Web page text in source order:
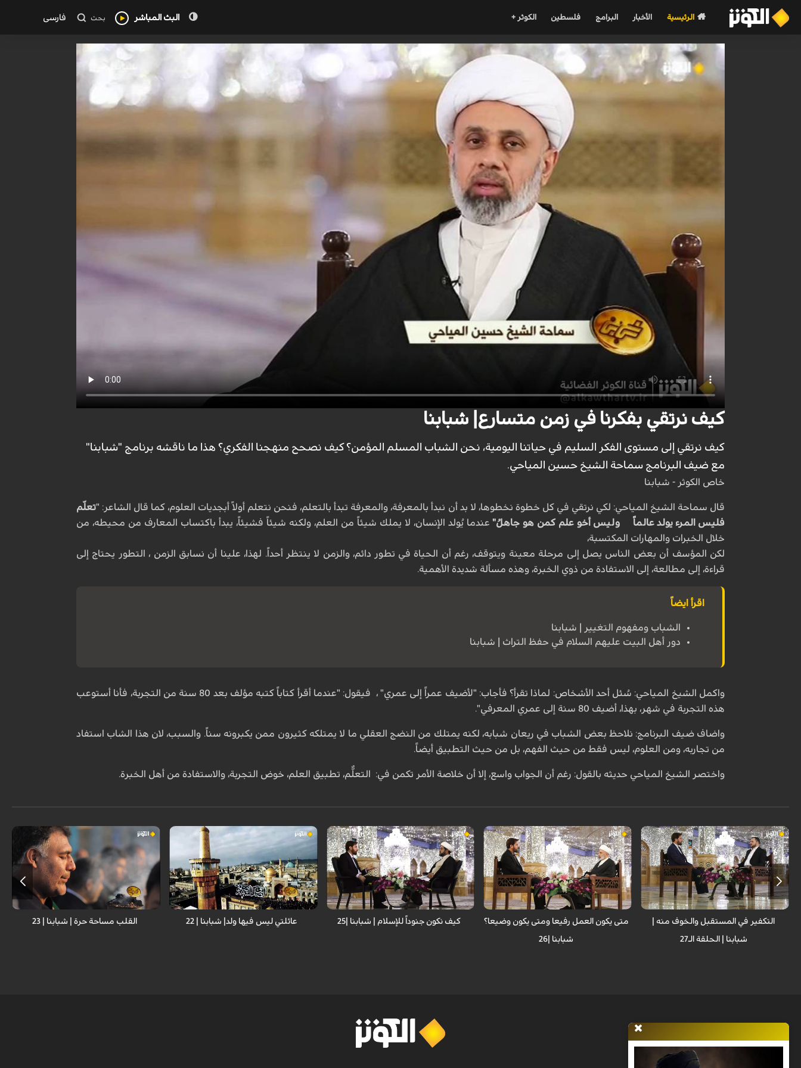
الرئيسية الأخبار البرامج فلسطين الكوثر + البث المباشر بحث فارسی
كيف نرتقي بفكرنا في زمن متسارع| شبابنا
كيف نرتقي إلى مستوى الفكر السليم في حياتنا اليومية، نحن الشباب المسلم المؤمن؟ كيف نصحح منهجنا الفكري؟ هذا ما ناقشه برنامج "شبابنا"
مع ضيف البرنامج سماحة الشيخ حسين المياحي.
خاص الكوثر - شبابنا
قال سماحة الشيخ المياحي: لكي نرتقي في كل خطوة نخطوها، لا بد أن نبدأ بالمعرفة، والمعرفة تبدأ بالتعلم، فنحن نتعلم أولاً أبجديات العلوم، كما قال الشاعر: "تعلّم
فليس المرء يولد عالماً وليس أخو علم كمن هو جاهلُ" عندما يُولد الإنسان، لا يملك شيئاً من العلم، ولكنه شيئاً فشيئاً، يبدأ باكتساب المعارف من محيطه، من
خلال الخبرات والمهارات المكتسبة،
لكن المؤسف أن بعض الناس يصل إلى مرحلة معينة ويتوقف، رغم أن الحياة في تطور دائم، والزمن لا ينتظر أحداً. لهذا، علينا أن نسابق الزمن ، التطور يحتاج إلى
قراءة، إلى مطالعة، إلى الاستفادة من ذوي الخبرة، وهذه مسألة شديدة الأهمية.
اقرأ ايضاً
الشباب ومفهوم التغيير | شبابنا
دور أهل البيت عليهم السلام في حفظ التراث | شبابنا
واكمل الشيخ المياحي: سُئل أحد الأشخاص: لماذا تقرأ؟ فأجاب: "لأضيف عمراً إلى عمري" ، فيقول: "عندما أقرأ كتاباً كتبه مؤلف بعد 80 سنة من التجربة، فأنا أستوعب
هذه التجربة في شهر، بهذا، أضيف 80 سنة إلى عمري المعرفي".
واضاف ضيف البرنامج: نلاحظ بعض الشباب في ريعان شبابه، لكنه يمتلك من النضج العقلي ما لا يمتلكه كثيرون ممن يكبرونه سناً. والسبب، لان هذا الشاب استفاد
من تجاربه، ومن العلوم، ليس فقط من حيث الفهم، بل من حيث التطبيق أيضاً.
واختصر الشيخ المياحي حديثه بالقول: رغم أن الجواب واسع، إلا أن خلاصة الأمر تكمن في: التعلُّم، تطبيق العلم، خوض التجربة، والاستفادة من أهل الخبرة.
مشاكل الشباب وايجاد حلول مناسبة لهذه
المشاكل المعاصرة . تم تسجيل هذا البرنامج
في حرم الامام علي بن موسى الرضا عليهما
السلام وباستضافة عدد من الخبراء والنخب
التربوية والفكرية المتخصصة في هذا المجال
.
التكفير في المستقبل والخوف منه |
شبابنا | الحلقة الـ27
مشاكل الشباب وايجاد حلول مناسبة لهذه
المشاكل المعاصرة . تم تسجيل هذا البرنامج
في حرم الامام علي بن موسى الرضا عليهما
السلام وباستضافة عدد من الخبراء والنخب
التربوية والفكرية المتخصصة في هذا المجال
.
متى يكون العمل رفيعا ومتى يكون وضيعا؟
شبابنا |26
مشاكل الشباب وايجاد حلول مناسبة لهذه
المشاكل المعاصرة . تم تسجيل هذا البرنامج
في حرم الامام علي بن موسى الرضا عليهما
السلام وباستضافة عدد من الخبراء والنخب
التربوية والفكرية المتخصصة في هذا المجال
.
كيف نكون جنوداً للإسلام | شبابنا |25
مشاكل الشباب وايجاد حلول مناسبة لهذه
المشاكل المعاصرة . تم تسجيل هذا البرنامج
في حرم الامام علي بن موسى الرضا عليهما
السلام وباستضافة عدد من الخبراء والنخب
التربوية والفكرية المتخصصة في هذا المجال
.
عائلتي ليس فيها ولد| شبابنا | 22
مشاكل الشباب وايجاد حلول مناسبة لهذه
المشاكل المعاصرة . تم تسجيل هذا البرنامج
في حرم الامام علي بن موسى الرضا عليهما
السلام وباستضافة عدد من الخبراء والنخب
التربوية والفكرية المتخصصة في هذا المجال
القلب مساحة حرة | شبابنا | 23